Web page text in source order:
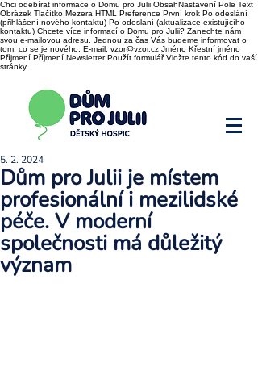
Chci odebírat informace o Domu pro Julii ObsahNastavení Pole Text
Obrázek Tlačítko Mezera HTML Preference První krok Po odeslání
(přihlášení nového kontaktu) Po odeslání (aktualizace existujícího
kontaktu) Chcete více informací o Domu pro Julii? Zanechte nám
svou e-mailovou adresu. Jednou za čas Vás budeme informovat o
tom, co se je nového. E-mail: vzor@vzor.cz Jméno Křestní jméno
Příjmení Příjmení Newsletter Použít formulář Vložte tento kód do vaší
stránky
Dům pro Julii je místem
profesionální i mezilidské
péče. V moderní
společnosti má důležitý
význam
5. 2. 2024